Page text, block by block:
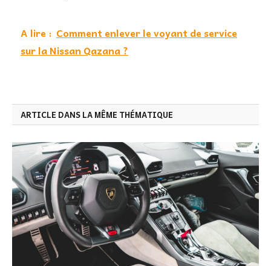
A lire : Comment enlever le voyant de service
sur la Nissan Qazana ?
ARTICLE DANS LA MÊME THÉMATIQUE